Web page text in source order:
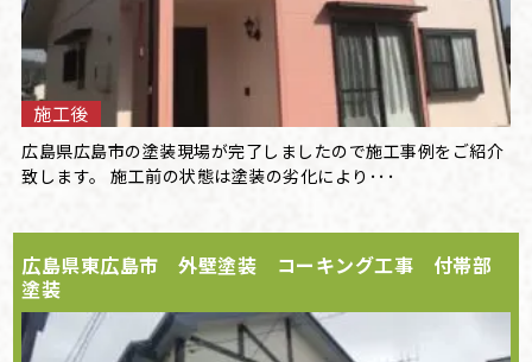
施工後
広島県広島市の塗装現場が完了しましたので施工事例をご紹介
致します。 施工前の状態は塗装の劣化により･･･
広島県東広島市 外壁塗装 コーキング工事 付帯部
塗装